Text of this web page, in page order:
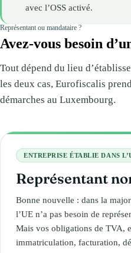
avec l’OSS activé.
Représentant ou mandataire ?
Avez-vous besoin
Tout dépend du lieu
les deux cas, Eurofiscalis
démarches au Luxembourg.
ENTREPRISE ÉTABLIE DANS
Représentant
Bonne nouvelle : dans la
l’UE n’a pas besoin de
Mais vos obligations de TVA,
immatriculation, facturation,